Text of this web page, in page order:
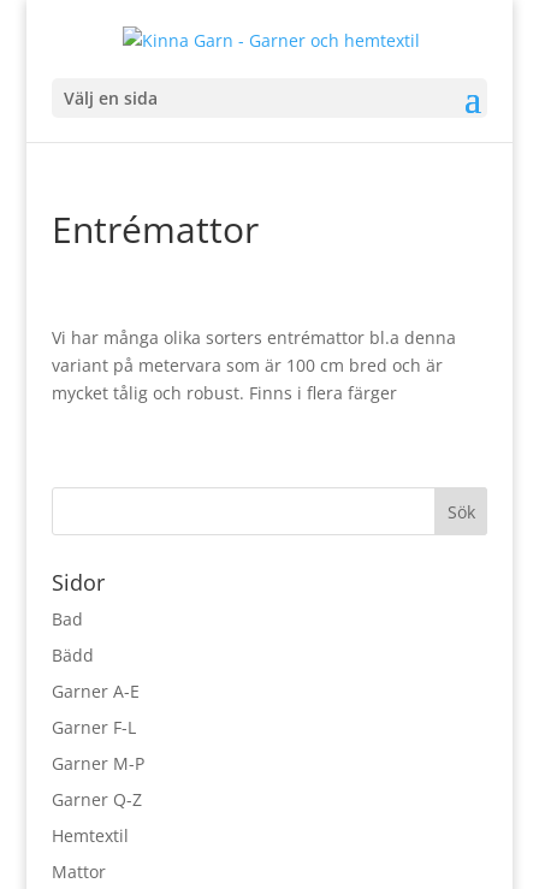
Välj en sida
Entrémattor
Vi har många olika sorters entrémattor bl.a denna
variant på metervara som är 100 cm bred och är
mycket tålig och robust. Finns i flera färger
Sidor
Bad
Bädd
Garner A-E
Garner F-L
Garner M-P
Garner Q-Z
Hemtextil
Mattor